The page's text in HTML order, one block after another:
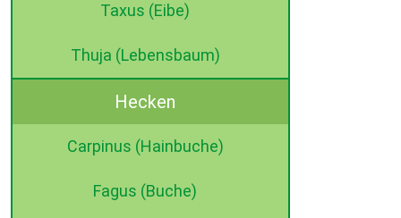
Taxus (Eibe)
Thuja (Lebensbaum)
Hecken
Carpinus (Hainbuche)
Fagus (Buche)